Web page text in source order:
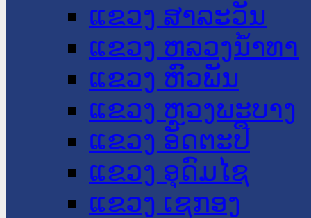
ແຂວງ ສາລະວັນ
ແຂວງ ຫລວງນໍ້າທາ
ແຂວງ ຫົວພັນ
ແຂວງ ຫຼວງພະບາງ
ແຂວງ ອັດຕະປື
ແຂວງ ອຸດົມໄຊ
ແຂວງ ເຊກອງ